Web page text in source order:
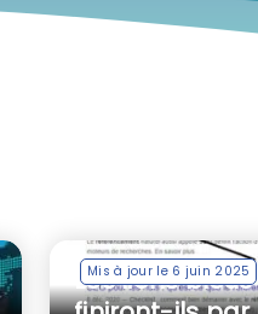
Mis à jour le 6 juin 2025
Les liens